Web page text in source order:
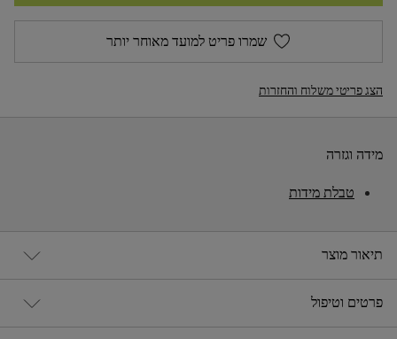
שמרו פריט למועד מאוחר יותר
הצג פריטי משלוח והחזרות
תיאור מוצר
פרטים וטיפול
מידה וגזרה
טבלת מידות